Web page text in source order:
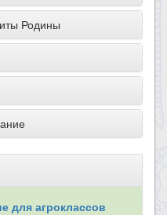
Родины
для агроклассов